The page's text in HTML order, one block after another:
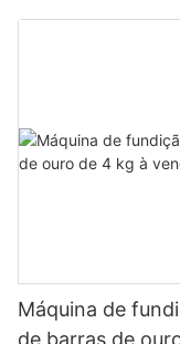
Máquina de
de barras de